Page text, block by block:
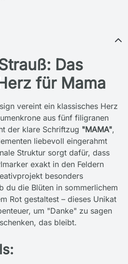
Das
für Mama
vereint ein klassisches Herz
aus fünf filigranen
der klare Schriftzug "MAMA",
liebevoll eingerahmt
Struktur sorgt dafür, dass
exakt in den Feldern
besonders
du die Blüten in sommerlichem
Rot gestaltest – dieses Unikat
um "Danke" zu sagen
das bleibt.